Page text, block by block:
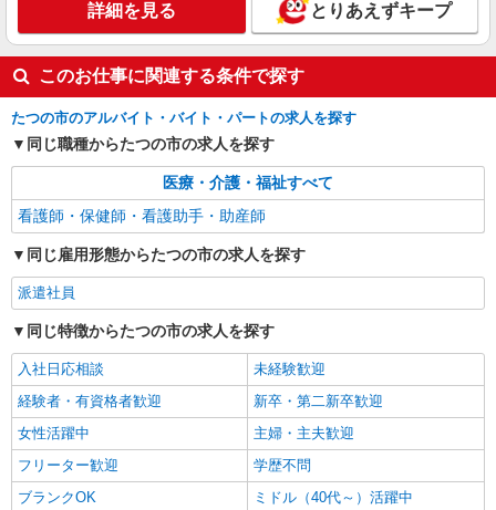
詳細を見る とりあえずキープ
このお仕事に関連する条件で探す
たつの市のアルバイト・バイト・パートの求人を探す
同じ職種からたつの市の求人を探す
医療・介護・福祉すべて
看護師・保健師・看護助手・助産師
同じ雇用形態からたつの市の求人を探す
派遣社員
同じ特徴からたつの市の求人を探す
入社日応相談
未経験歓迎
経験者・有資格者歓迎
新卒・第二新卒歓迎
女性活躍中
主婦・主夫歓迎
フリーター歓迎
学歴不問
ブランクOK
ミドル（40代～）活躍中